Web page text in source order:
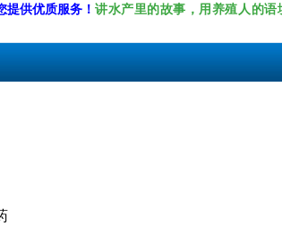
供优质服务！ 讲水产里的故事，用养殖人的语